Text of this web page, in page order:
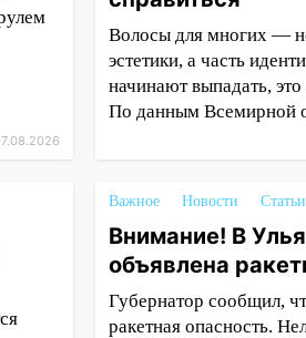
Волосы для многих —
эстетики, а часть
начинают выпадать,
По данным Всемирной
Важное Новости Статьи
Внимание! В
объявлена
Губернатор сообщил,
ракетная опасность.